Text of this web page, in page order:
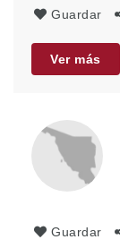
Guardar
Ver más
Guardar